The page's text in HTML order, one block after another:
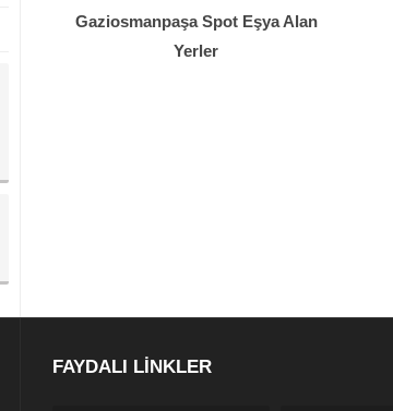
Gaziosmanpaşa Spot Eşya Alan
Yerler
FAYDALI LİNKLER